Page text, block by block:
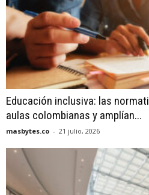
Educación inclusiva: las
aulas colombianas y amplían...
masbytes.co - 21 julio, 2026